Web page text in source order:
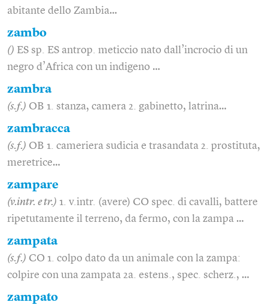
abitante dello Zambia…
zambo
() ES sp. ES antrop. meticcio nato dall’incrocio di un
negro d’Africa con un indigeno …
zambra
(s.f.) OB 1. stanza, camera 2. gabinetto, latrina…
zambracca
(s.f.) OB 1. cameriera sudicia e trasandata 2. prostituta,
meretrice…
zampare
(v.intr. e tr.) 1. v.intr. (avere) CO spec. di cavalli, battere
ripetutamente il terreno, da fermo, con la zampa …
zampata
(s.f.) CO 1. colpo dato da un animale con la zampa:
colpire con una zampata 2a. estens., spec. scherz., …
zampato